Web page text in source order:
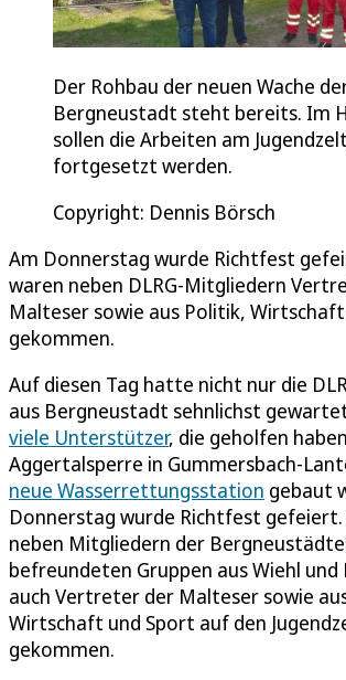
Der Rohbau der neuen Wache
Bergneustadt steht bereits. Im
sollen die Arbeiten am
fortgesetzt werden.
Copyright: Dennis Börsch
Am Donnerstag wurde Richtfest
waren neben DLRG-Mitgliedern
Malteser sowie aus Politik,
gekommen.
Auf diesen Tag hatte nicht nur die
aus Bergneustadt sehnlichst
viele Unterstützer, die geholfen
Aggertalsperre in Gummersbach-
neue Wasserrettungsstation gebaut
Donnerstag wurde Richtfest gefeiert.
neben Mitgliedern der
befreundeten Gruppen aus Wiehl und
auch Vertreter der Malteser sowie
Wirtschaft und Sport auf den
gekommen.